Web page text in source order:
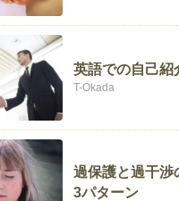
英語での自己紹
T-Okada
過保護と過干渉
3パターン